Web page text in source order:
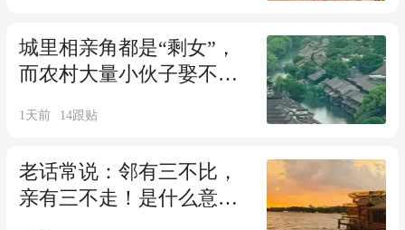
城里相亲角都是“剩女”，
而农村大量小伙子娶不到
题？
1天前 14跟贴
老话常说：邻有三不比，
亲有三不走！是什么意